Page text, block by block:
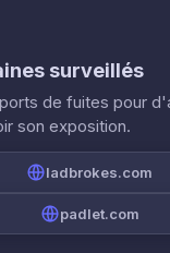
surveillés
de fuites pour
son exposition.
ladbrokes.com
padlet.com